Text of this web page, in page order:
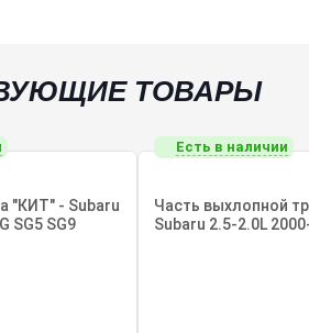
ТОВАРЫ
"КИТ" - Subaru
SG5 SG9
Есть в наличии
Часть выхлопной
Subaru 2.5-2.0L